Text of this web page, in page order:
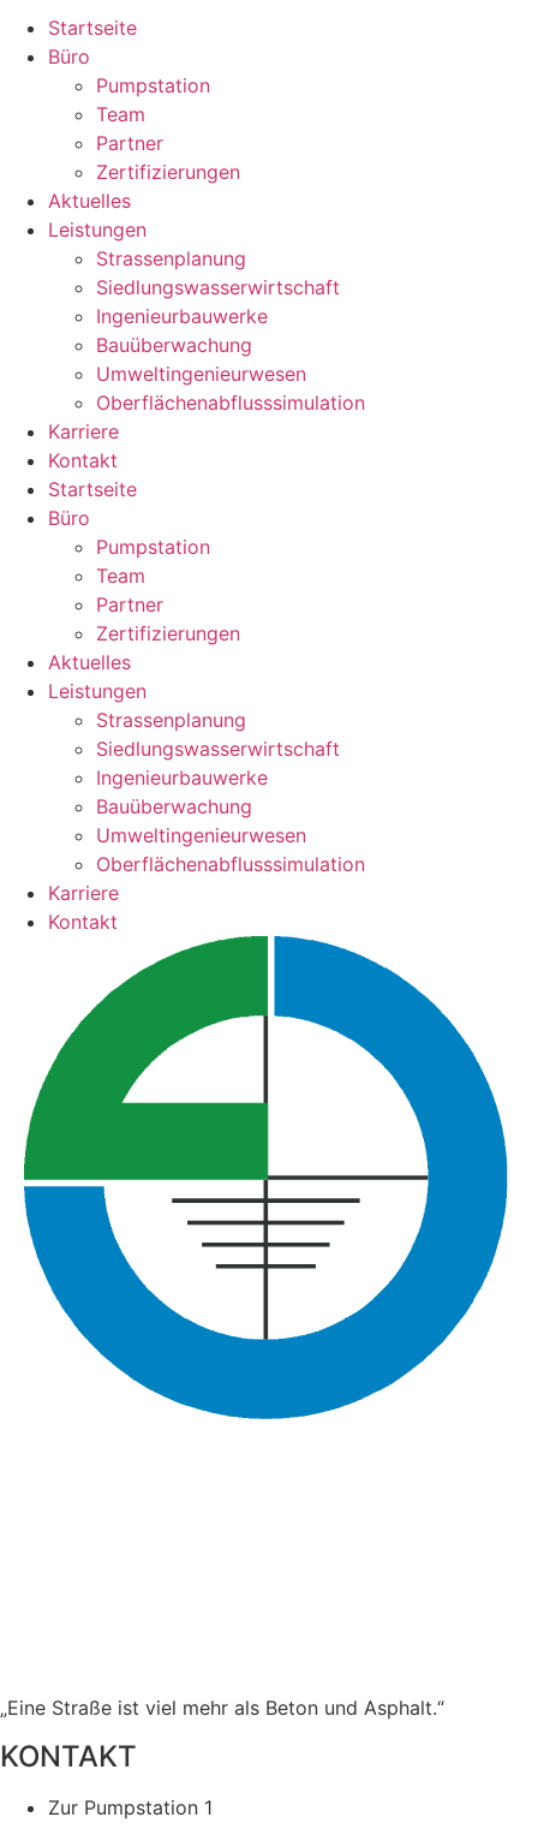
Startseite
Büro
Pumpstation
Team
Partner
Zertifizierungen
Aktuelles
Leistungen
Strassenplanung
Siedlungswasserwirtschaft
Ingenieurbauwerke
Bauüberwachung
Umweltingenieurwesen
Oberflächenabflusssimulation
Karriere
Kontakt
Startseite
Büro
Pumpstation
Team
Partner
Zertifizierungen
Aktuelles
Leistungen
Strassenplanung
Siedlungswasserwirtschaft
Ingenieurbauwerke
Bauüberwachung
Umweltingenieurwesen
Oberflächenabflusssimulation
Karriere
Kontakt
„Eine Straße ist viel mehr als Beton und Asphalt.“
KONTAKT
Zur Pumpstation 1